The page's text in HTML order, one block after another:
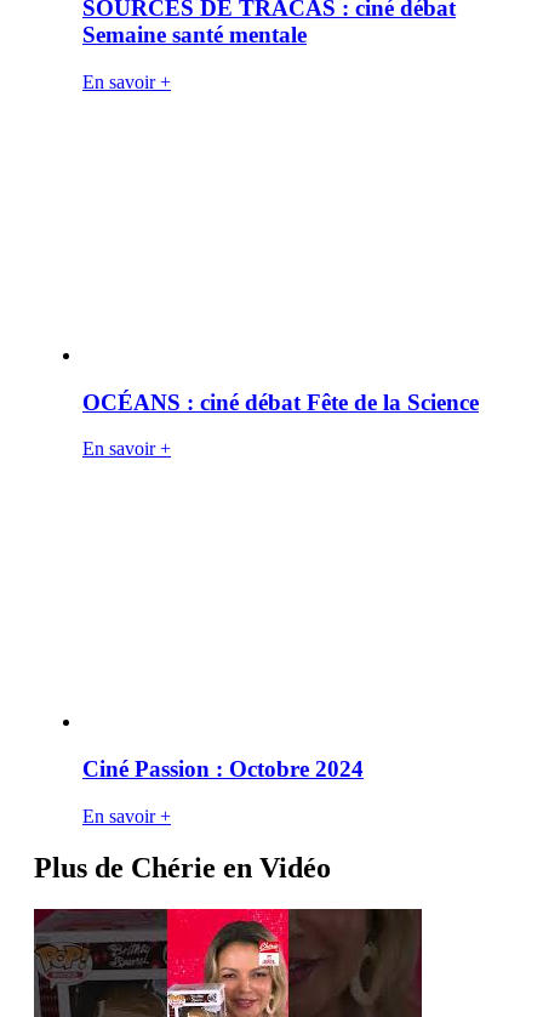
SOURCES DE TRACAS : ciné débat
Semaine santé mentale
En savoir +
OCÉANS : ciné débat Fête de la Science
En savoir +
Ciné Passion : Octobre 2024
En savoir +
Plus de Chérie en Vidéo